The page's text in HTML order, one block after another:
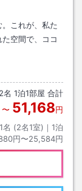
これが、私た
空間で、ココ
2名 1泊1部屋 合計
〜 51,168円
名 (2名1室)｜ 1泊
円〜25,584円